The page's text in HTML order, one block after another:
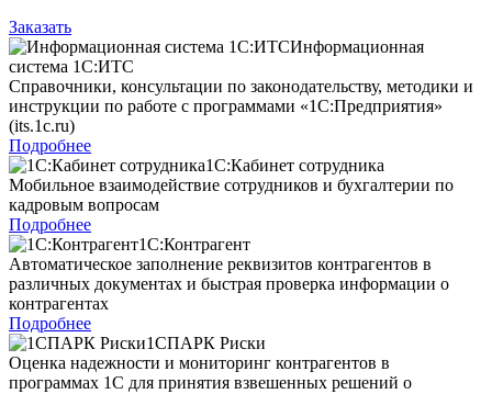
Заказать
Информационная
система 1С:ИТС
Справочники, консультации по законодательству, методики и
инструкции по работе с программами «1С:Предприятия»
(its.1c.ru)
Подробнее
1С:Кабинет сотрудника
Мобильное взаимодействие сотрудников и бухгалтерии по
кадровым вопросам
Подробнее
1С:Контрагент
Автоматическое заполнение реквизитов контрагентов в
различных документах и быстрая проверка информации о
контрагентах
Подробнее
1СПАРК Риски
Оценка надежности и мониторинг контрагентов в
программах 1С для принятия взвешенных решений о